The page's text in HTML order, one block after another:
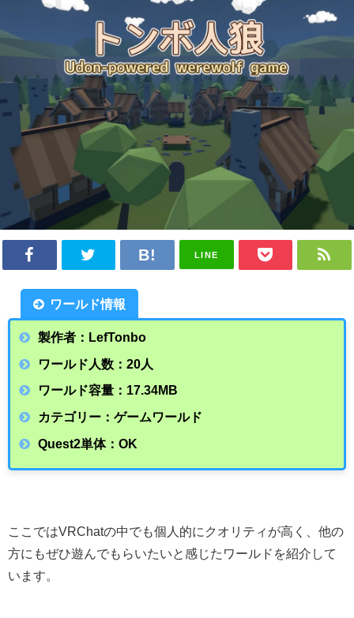
LINE
ワールド情報
製作者：LefTonbo
ワールド人数：20人
ワールド容量：17.34MB
カテゴリー：ゲームワールド
Quest2単体：OK
ここではVRChatの中でも個人的にクオリティが高く、他の
方にもぜひ遊んでもらいたいと感じたワールドを紹介して
います。